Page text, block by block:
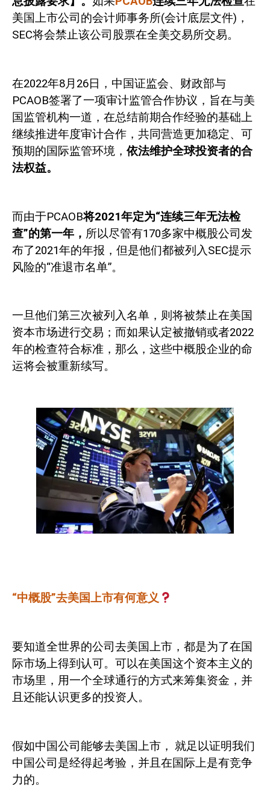
美国上市公司的会计师事务所(会计底层文件) ，
SEC将会禁止该公司股票在全美交易所交易。
在2022年8月 26日，中国证监会、财政部与
PCAOB签署了一项审计监管合作协议，旨在与美
国监管机构一道，在总结前期合作经验的基础上
继续推进年度审计合作，共同营造更加稳定、可
预期的国际监管环境， 依法维护全球投资者的合
法权益。
而由于PCAOB将2021年定为“连续三年无法检
查”的第一年， 所以尽管有170多家中概股公司发
布了2021年的年报，但是他们都被列入SEC提示
风险的“准退市名单”。
一旦他们第三次被列入名单，则将被禁止在美国
资本市场进行交易；而如果认定被撤销或者2022
年的检查符合标准，那么，这些中概股企业的命
运将会被重新续写。
“中概股”去美国上市有何意义
要知道全世界的公司去美国上市，都是为了在国
际市场上得到认可。可以在美国这个资本主义的
市场里，用一个全球通行的方式来筹集资金，并
且还能认识更多的投资人。
假如中国公司能够去美国上市， 就足以证明我们
中国公司是经得起考验，并且在国际上是有竞争
力的。